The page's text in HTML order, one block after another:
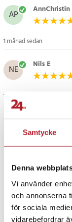
Samtycke
Denna
Vi använder
och annonserna
för sociala
vidarebefordrar
Specifikation
- Varumärke: Oral-B
- Serie: Pro Precision
- Typ: Borsthuvuden
- Borsthuvud: Runt
Artikelnummer
AP AnnChristin
1 månad sedan
NE Nils E
1 månad sedan